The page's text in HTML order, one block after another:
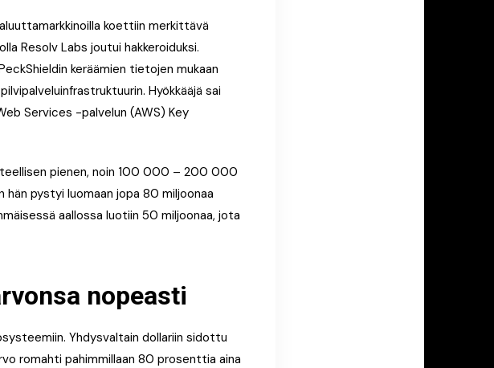
koettiin merkittävä
Resolv Labs joutui hakkeroiduksi.
keräämien tietojen mukaan
Hyökkääjä sai
Services -palvelun (AWS) Key
pienen, noin 100 000 – 200 000
hän pystyi luomaan jopa 80 miljoonaa
aallossa luotiin 50 miljoonaa, jota
nopeasti
Yhdysvaltain dollariin sidottu
romahti pahimmillaan 80 prosenttia aina